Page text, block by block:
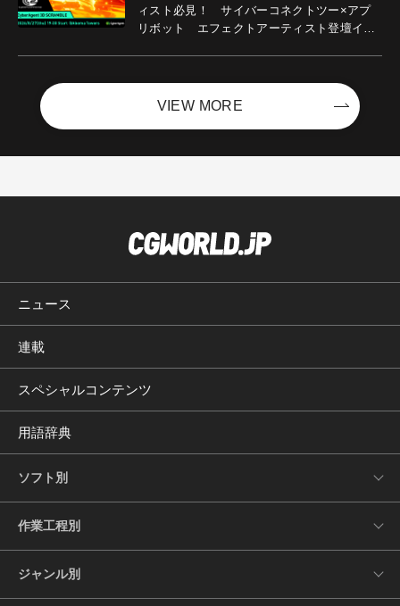
ィスト必見！ サイバーコネクトツー×アプ
リボット エフェクトアーティスト登壇イベ
VIEW MORE
ニュース
連載
スペシャルコンテンツ
用語辞典
ソフト別
作業工程別
ジャンル別